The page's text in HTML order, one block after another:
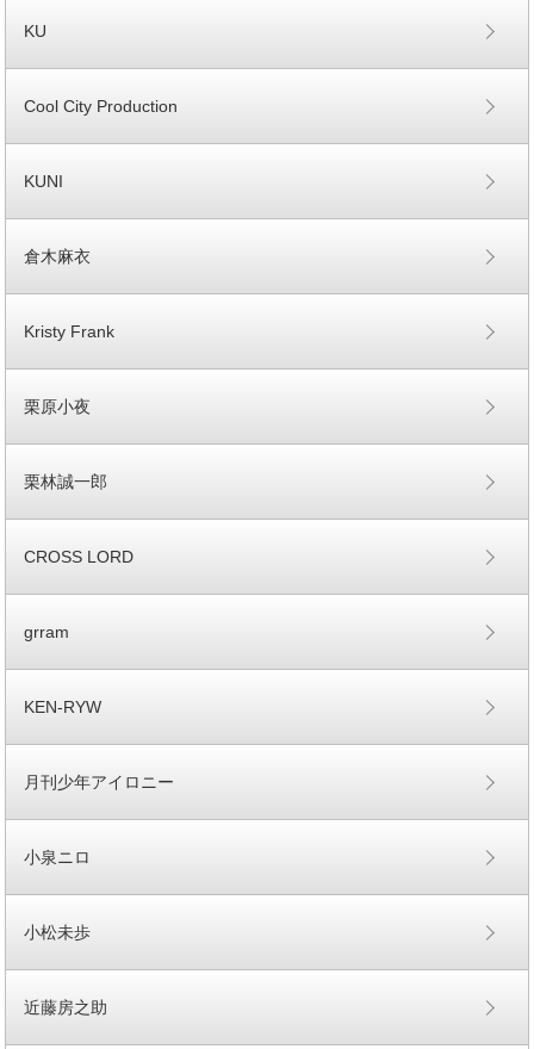
KU
Cool City Production
KUNI
倉木麻衣
Kristy Frank
栗原小夜
栗林誠一郎
CROSS LORD
grram
KEN-RYW
月刊少年アイロニー
小泉ニロ
小松未歩
近藤房之助